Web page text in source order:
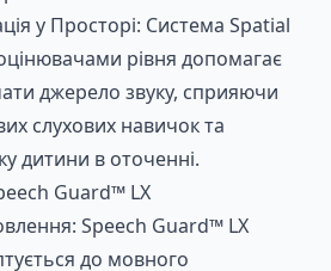
у Просторі: Система Spatial
рівня допомагає
джерело звуку, сприяючи
слухових навичок та
дитини в оточенні.
Guard™ LX
Speech Guard™ LX
до мовного
по
апарат Oticon
2 miniRITE